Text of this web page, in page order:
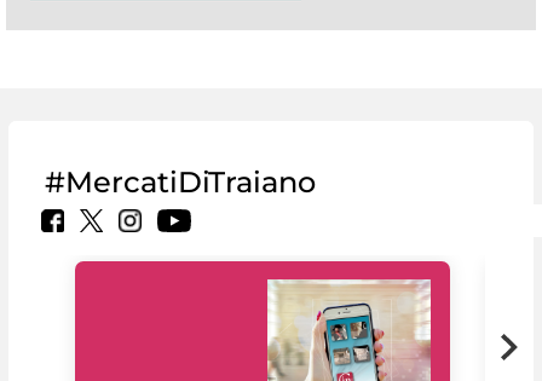
#MercatiDiTraiano